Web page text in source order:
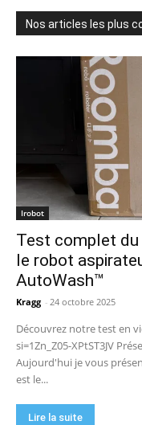
11:30
Gouy-
02:33
une
04:38
Aiper
sans fil ?
15:53
UGREEN
faire
complet)
17:42
🏆
ni RTK
09:48
d'énergie
Nos articles les plus
Irobot
Test complet du
le robot
AutoWash™
Kragg - 24 octobre 2025
Découvrez notre test en
si=1Zn_Z05-XPtST3JV
Aujourd'hui je vous
est le...
Lire la suite